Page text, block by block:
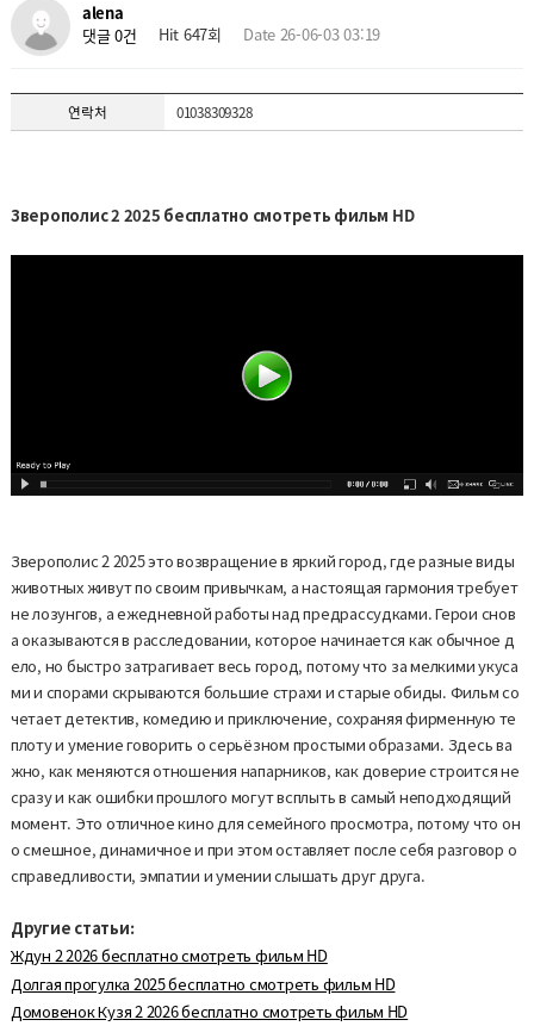
alena
댓글 0건
Hit 647회 Date 26-06-03 03:19
연락처 01038309328
Зверополис 2 2025 бесплатно смотреть фильм HD
Зверополис 2 2025 это возвращение в яркий город, где разные виды
животных живут по своим привычкам, а настоящая гармония требует
не лозунгов, а ежедневной работы над предрассудками. Герои снов
а оказываются в расследовании, которое начинается как обычное д
ело, но быстро затрагивает весь город, потому что за мелкими укуса
ми и спорами скрываются большие страхи и старые обиды. Фильм со
четает детектив, комедию и приключение, сохраняя фирменную те
плоту и умение говорить о серьёзном простыми образами. Здесь ва
жно, как меняются отношения напарников, как доверие строится не
сразу и как ошибки прошлого могут всплыть в самый неподходящий
момент. Это отличное кино для семейного просмотра, потому что он
о смешное, динамичное и при этом оставляет после себя разговор о
справедливости, эмпатии и умении слышать друг друга.
Другие статьи:
Ждун 2 2026 бесплатно смотреть фильм HD
Долгая прогулка 2025 бесплатно смотреть фильм HD
Домовенок Кузя 2 2026 бесплатно смотреть фильм HD